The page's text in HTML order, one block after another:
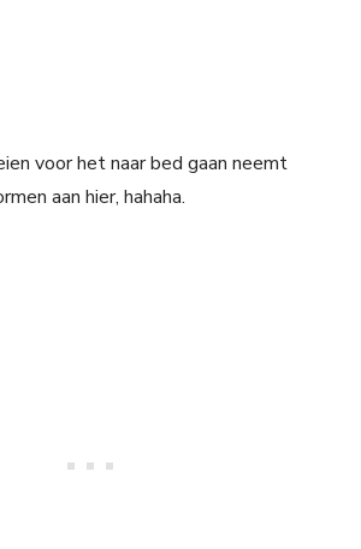
voor het naar bed gaan neemt
aan hier, hahaha.